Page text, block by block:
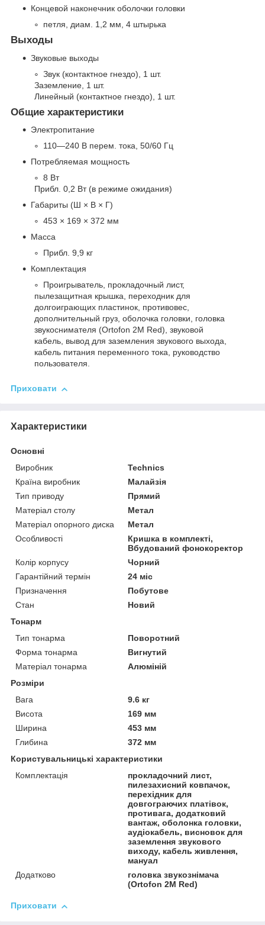
Концевой наконечник оболочки головки
петля, диам. 1,2 мм, 4 штырька
Выходы
Звуковые выходы
Звук (контактное гнездо), 1 шт.
Заземление, 1 шт.
Линейный (контактное гнездо), 1 шт.
Общие характеристики
Электропитание
110—240 В перем. тока, 50/60 Гц
Потребляемая мощность
8 Вт
Прибл. 0,2 Вт (в режиме ожидания)
Габариты (Ш × В × Г)
453 × 169 × 372 мм
Масса
Прибл. 9,9 кг
Комплектация
Проигрыватель, прокладочный лист,
пылезащитная крышка, переходник для
долгоиграющих пластинок, противовес,
дополнительный груз, оболочка головки, головка
звукоснимателя (Ortofon 2M Red), звуковой
кабель, вывод для заземления звукового выхода,
кабель питания переменного тока, руководство
пользователя.
Приховати
Характеристики
Основні
Виробник
Technics
Країна виробник
Малайзія
Тип приводу
Прямий
Матеріал столу
Метал
Матеріал опорного диска
Метал
Особливості
Кришка в комплекті,
Вбудований фонокоректор
Колір корпусу
Чорний
Гарантійний термін
24 міс
Призначення
Побутове
Стан
Новий
Тонарм
Тип тонарма
Поворотний
Форма тонарма
Вигнутий
Матеріал тонарма
Алюміній
Розміри
Вага
9.6 кг
Висота
169 мм
Ширина
453 мм
Глибина
372 мм
Користувальницькі характеристики
Комплектація
прокладочний лист,
пилезахисний ковпачок,
перехідник для
довгограючих платівок,
противага, додатковий
вантаж, оболонка головки,
аудіокабель, висновок для
заземлення звукового
виходу, кабель живлення,
мануал
Додатково
головка звукознімача
(Ortofon 2M Red)
Приховати